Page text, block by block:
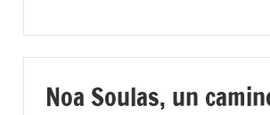
Noa Soulas, un